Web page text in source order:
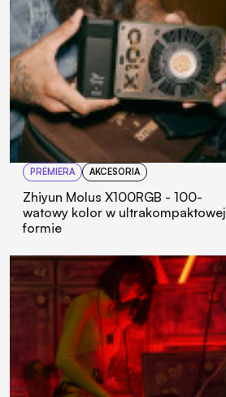
PREMIERA AKCESORIA
Zhiyun Molus X100RGB - 100-
watowy kolor w ultrakompaktowej
formie